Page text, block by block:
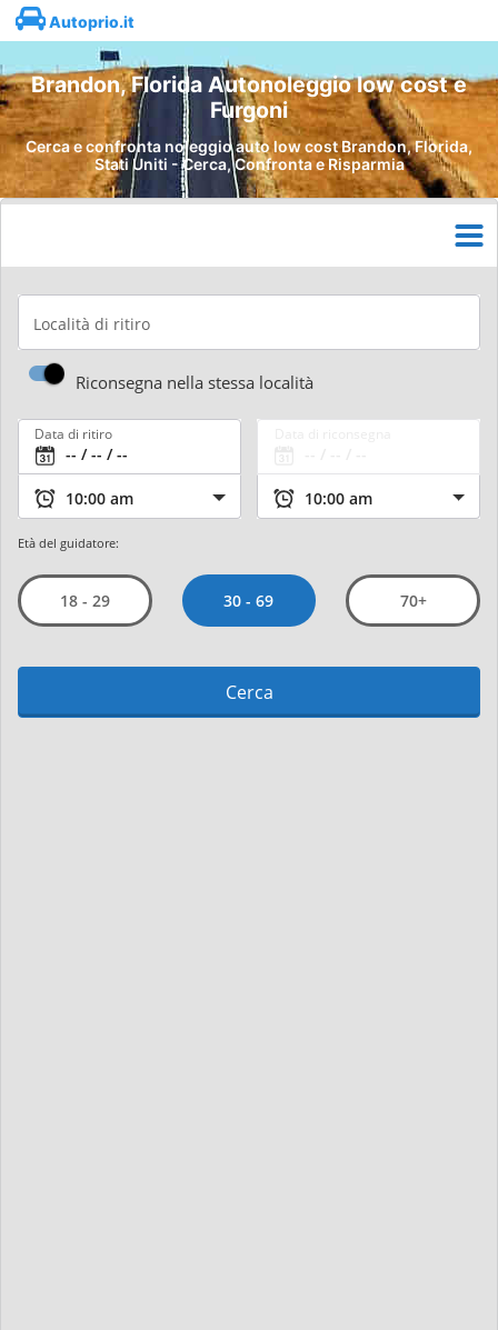
Autoprio.it
Brandon, Florida Autonoleggio low cost e
Furgoni
Cerca e confronta noleggio auto low cost Brandon, Florida,
Stati Uniti - Cerca, Confronta e Risparmia
Località di ritiro
Riconsegna nella stessa località
Data di ritiro
Età del guidatore:
18 - 29 30 - 69 70+
Cerca